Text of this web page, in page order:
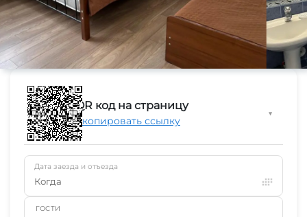
QR код на страницу
Скопировать ссылку
▼
Дата заезда и отъезда
Когда
ГОСТИ